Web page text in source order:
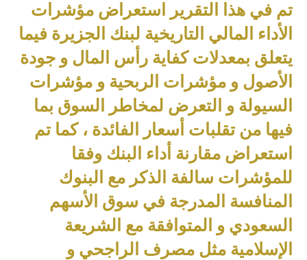
تم في هذا التقرير استعراض مؤشرات
الأداء المالي التاريخية لبنك الجزيرة فيما
يتعلق بمعدلات كفاية رأس المال و جودة
الأصول و مؤشرات الربحية و مؤشرات
السيولة و التعرض لمخاطر السوق بما
فيها من تقلبات أسعار الفائدة ، كما تم
استعراض مقارنة أداء البنك وفقا
للمؤشرات سالفة الذكر مع البنوك
المنافسة المدرجة في سوق الأسهم
السعودي و المتوافقة مع الشريعة
الإسلامية مثل مصرف الراجحي و